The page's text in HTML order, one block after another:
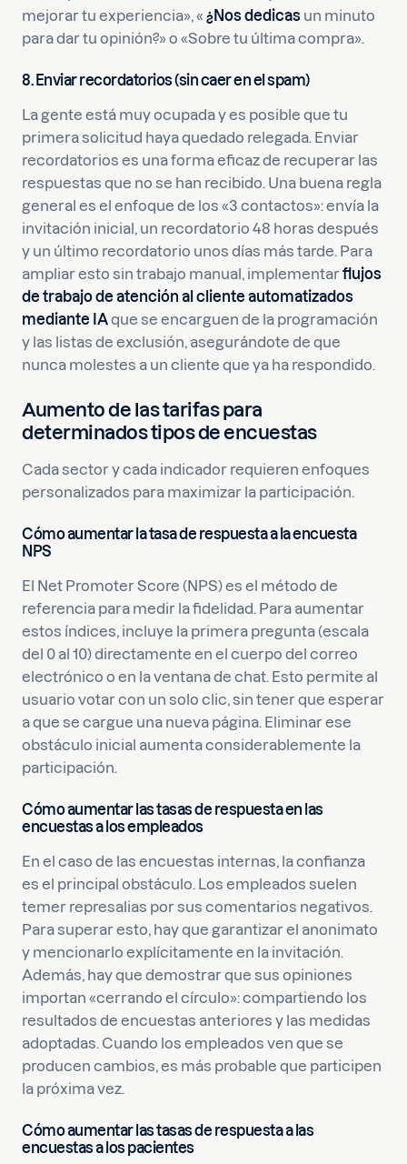
mejorar tu experiencia», « ¿Nos dedicas un minuto
para dar tu opinión?» o «Sobre tu última compra».
8. Enviar recordatorios (sin caer en el spam)
La gente está muy ocupada y es posible que tu
primera solicitud haya quedado relegada. Enviar
recordatorios es una forma eficaz de recuperar las
respuestas que no se han recibido. Una buena regla
general es el enfoque de los «3 contactos»: envía la
invitación inicial, un recordatorio 48 horas después
y un último recordatorio unos días más tarde. Para
ampliar esto sin trabajo manual, implementarflujos
de trabajo de atención al cliente automatizados
mediante IAque se encarguen de la programación
y las listas de exclusión, asegurándote de que
nunca molestes a un cliente que ya ha respondido.
Aumento de las tarifas para
determinados tipos de encuestas
Cada sector y cada indicador requieren enfoques
personalizados para maximizar la participación.
Cómo aumentar la tasa de respuesta a la encuesta
NPS
El Net Promoter Score (NPS) es el método de
referencia para medir la fidelidad. Para aumentar
estos índices, incluye la primera pregunta (escala
del 0 al 10) directamente en el cuerpo del correo
electrónico o en la ventana de chat. Esto permite al
usuario votar con un solo clic, sin tener que esperar
a que se cargue una nueva página. Eliminar ese
obstáculo inicial aumenta considerablemente la
participación.
Cómo aumentar las tasas de respuesta en las
encuestas a los empleados
En el caso de las encuestas internas, la confianza
es el principal obstáculo. Los empleados suelen
temer represalias por sus comentarios negativos.
Para superar esto, hay que garantizar el anonimato
y mencionarlo explícitamente en la invitación.
Además, hay que demostrar que sus opiniones
importan «cerrando el círculo»: compartiendo los
resultados de encuestas anteriores y las medidas
adoptadas. Cuando los empleados ven que se
producen cambios, es más probable que participen
la próxima vez.
Cómo aumentar las tasas de respuesta a las
encuestas a los pacientes